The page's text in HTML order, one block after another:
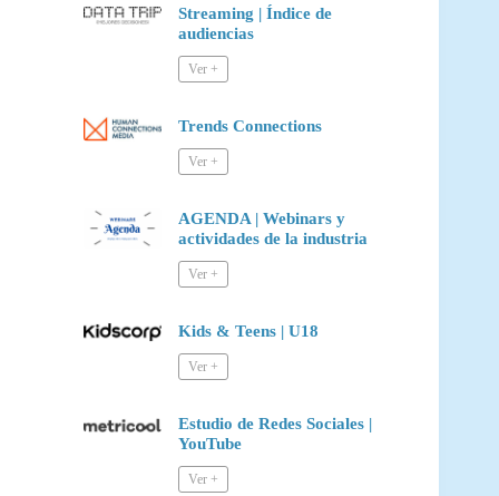
Streaming | Índice de
audiencias
Trends Connections
AGENDA | Webinars y
actividades de la industria
Kids & Teens | U18
Estudio de Redes Sociales |
YouTube